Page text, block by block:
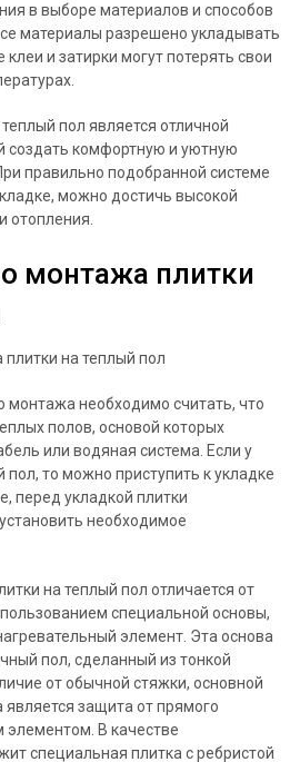
в выборе материалов и способов
материалы разрешено укладывать
и затирки могут потерять свои
пол является отличной
создать комфортную и уютную
правильно подобранной системе
можно достичь высокой
отопления.
монтажа плитки
монтажа необходимо считать, что
полов, основой которых
или водяная система. Если у
пол, то можно приступить к укладке
перед укладкой плитки
необходимое
на теплый пол отличается от
специальной основы,
элемент. Эта основа
пол, сделанный из тонкой
от обычной стяжки, основной
защита от прямого
элементом. В качестве
специальная плитка с ребристой